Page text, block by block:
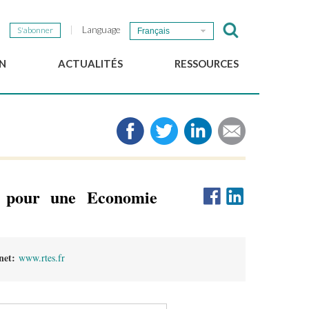
S'abonner Language Français
ACTUALITÉS
Newsletter du GSEF
RESSOURCES
Médias
Liens
Téléchargez notre plaquette
une Economie
www.rtes.fr